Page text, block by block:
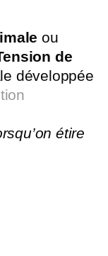
ou
de
développée
étire